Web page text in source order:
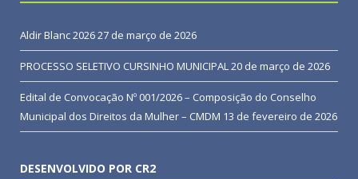
Aldir Blanc 202627 de março de 2026
PROCESSO SELETIVO CURSINHO MUNICIPAL20 de março de 2026
Edital de Convocação Nº 001/2026 – Composição do Conselho
Municipal dos Direitos da Mulher – CMDM 13 de fevereiro de 2026
DESENVOLVIDO POR CR2